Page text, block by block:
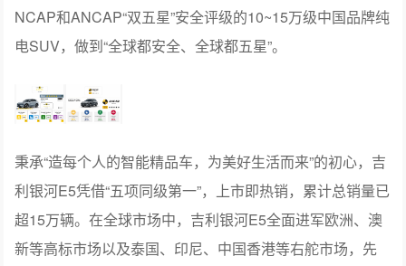
NCAP和ANCAP“双五星”安全评级的10~15万级中国品牌纯
电SUV，做到“全球都安全、全球都五星”。
秉承“造每个人的智能精品车，为美好生活而来”的初心，吉
利银河E5凭借“五项同级第一”，上市即热销，累计总销量已
超15万辆。在全球市场中，吉利银河E5全面进军欧洲、澳
新等高标市场以及泰国、印尼、中国香港等右舵市场，先